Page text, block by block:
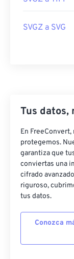
SVGZ a SVG
Tus datos,
En
protegemos.
garantiza que
conviertas una
cifrado
riguroso,
tus datos.
Conozca